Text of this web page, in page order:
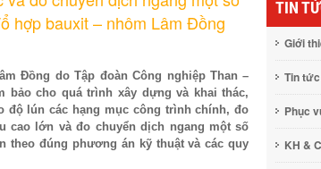
hợp bauxit – nhôm Lâm Đồng
Đồng do Tập đoàn Công nghiệp Than –
bảo cho quá trình xây dựng và khai thác,
độ lún các hạng mục công trình chính, đo
cao lớn và đo chuyển dịch ngang một số
theo đúng phương án kỹ thuật và các quy
TIN
Giới
Tin tức
Phục
KH &